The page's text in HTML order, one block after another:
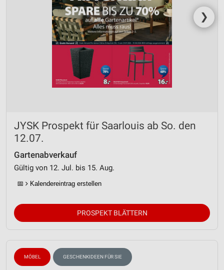
❯
JYSK Prospekt für Saarlouis ab So. den
12.07.
Gartenabverkauf
Gültig von 12. Jul. bis 15. Aug.
📅 Kalendereintrag erstellen
PROSPEKT BLÄTTERN
MÖBEL GESCHENKIDEEN FÜR SIE